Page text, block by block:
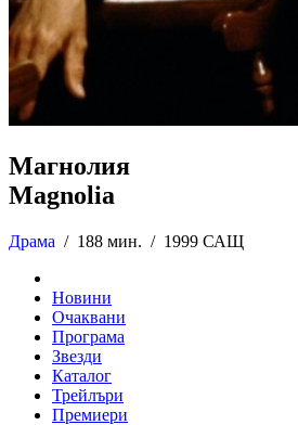
Магнолия
Magnolia
Драма / 188 мин. / 1999 САЩ
Новини
Очаквани
Програма
Звезди
Каталог
Трейлъри
Премиери